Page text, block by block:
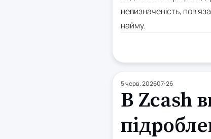
невизначеність,
найму.
5 черв. 202607:26
В Zcash